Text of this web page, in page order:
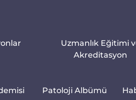
Uzmanlık Eğitimi
Akreditasyon
Patoloji Albümü